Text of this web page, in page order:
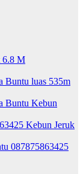
6.8 M
Buntu luas 535m
Buntu Kebun
Kebun Jeruk
087875863425